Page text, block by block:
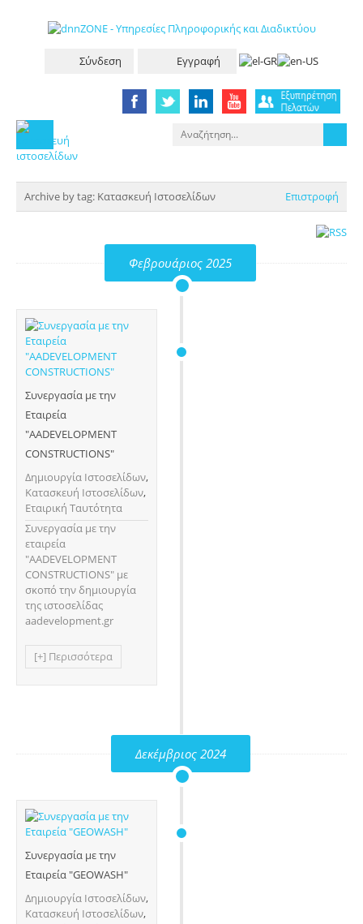
Σύνδεση Εγγραφή
Archive by tag: Κατασκευή Ιστοσελίδων Επιστροφή
Φεβρουάριος 2025
Συνεργασία με την
Εταιρεία
"AADEVELOPMENT
CONSTRUCTIONS"
Δημιουργία Ιστοσελίδων,
Κατασκευή Ιστοσελίδων,
Εταιρική Ταυτότητα
Συνεργασία με την
εταιρεία
"AADEVELOPMENT
CONSTRUCTIONS" με
σκοπό την δημιουργία
της ιστοσελίδας
aadevelopment.gr
[+] Περισσότερα
Δεκέμβριος 2024
Συνεργασία με την
Εταιρεία "GEOWASH"
Δημιουργία Ιστοσελίδων,
Κατασκευή Ιστοσελίδων,